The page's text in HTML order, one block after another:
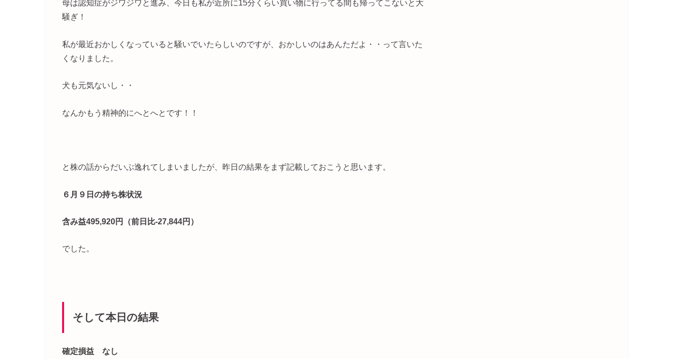
母は認知症がジワジワと進み、今日も私が近所に15分くらい買い物に行ってる間も帰ってこないと大
騒ぎ！
私が最近おかしくなっていると騒いでいたらしいのですが、おかしいのはあんただよ・・って言いた
くなりました。
犬も元気ないし・・
なんかもう精神的にへとへとです！！
と株の話からだいぶ逸れてしまいましたが、昨日の結果をまず記載しておこうと思います。
６月９日の持ち株状況
含み益495,920円（前日比-27,844円）
でした。
そして本日の結果
確定損益 なし